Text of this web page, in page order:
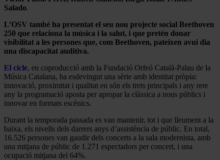
Salado.
L’OSV també ha presentat el seu nou projecte social Beethoven
250 que relaciona la música i la salut, i que pretén donar
visibilitat a les persones que, com Beethoven, pateixen avui dia
una discapacitat auditiva.
El cicle, en coproducció amb la Fundació Orfeó Català-Palau de la
Música Catalana, ha esdevingut una sèrie amb identitat pròpia:
innovació, proximitat i qualitat en són els trets principals i any rere
any la programació aposta per apropar la clàssica a nous públics i
innovar en formats escènics.
Durant la temporada passada es van mantenir, tot i que lleument a la
baixa, els nivells dels darrers anys d’assistència de públic. En total,
16.526 persones van gaudir dels concerts a la sala modernista, amb
una mitjana de públic de 1.271 espectadors per concert, i una
ocupació mitjana del 64%.